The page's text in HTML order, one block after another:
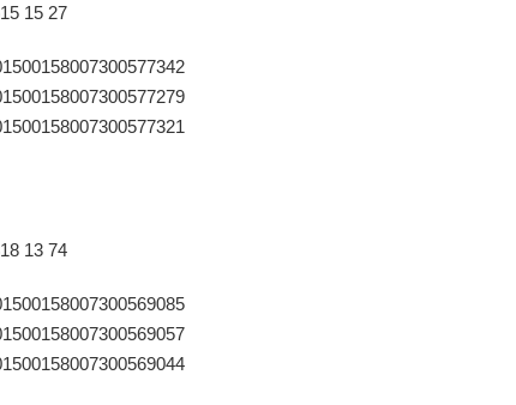
15 27
13 74